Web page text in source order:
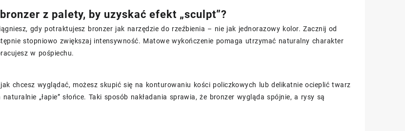
z palety, by uzyskać efekt „sculpt”?
gdy potraktujesz bronzer jak narzędzie do rzeźbienia – nie jak jednorazowy kolor. Zacznij od
stopniowo zwiększaj intensywność. Matowe wykończenie pomaga utrzymać naturalny charakter
w pośpiechu.
chcesz wyglądać, możesz skupić się na konturowaniu kości policzkowych lub delikatnie ocieplić twarz
„łapie” słońce. Taki sposób nakładania sprawia, że bronzer wygląda spójnie, a rysy są